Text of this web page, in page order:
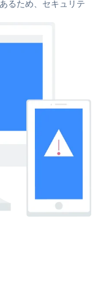
るため、セキュリテ